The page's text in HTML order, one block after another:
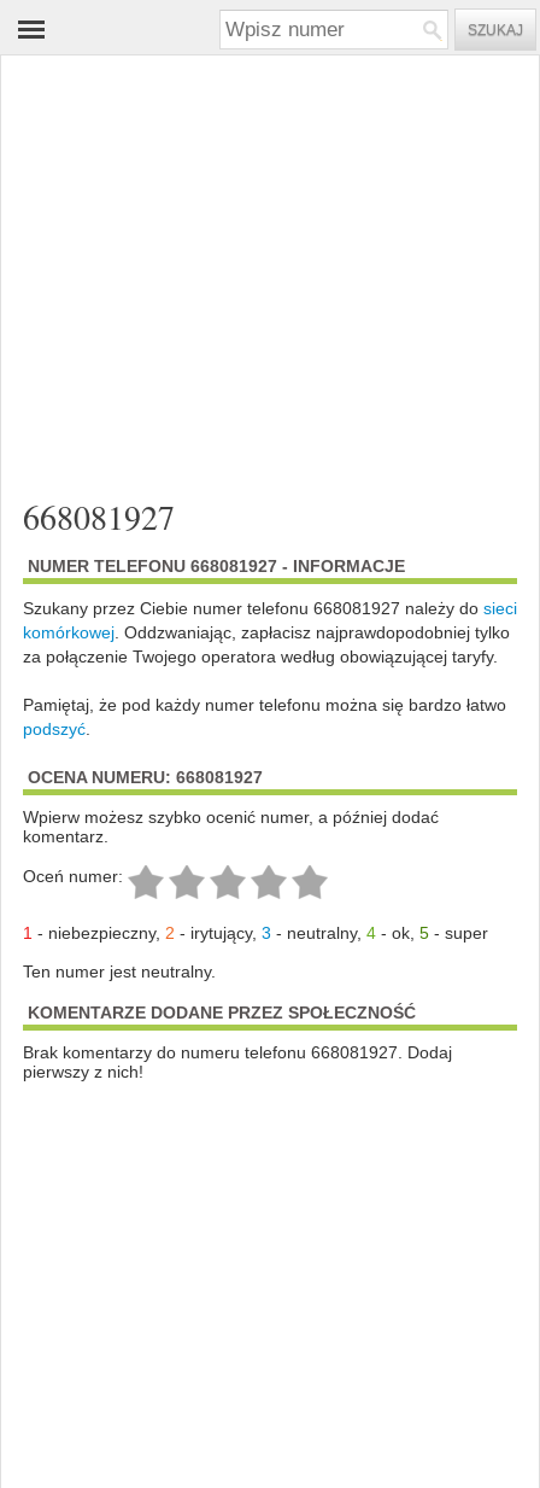
668081927
NUMER TELEFONU 668081927 - INFORMACJE
Szukany przez Ciebie numer telefonu 668081927 należy do sieci
komórkowej. Oddzwaniając, zapłacisz najprawdopodobniej tylko
za połączenie Twojego operatora według obowiązującej taryfy.
Pamiętaj, że pod każdy numer telefonu można się bardzo łatwo
podszyć.
OCENA NUMERU: 668081927
Wpierw możesz szybko ocenić numer, a później dodać
komentarz.
Oceń numer:
1 - niebezpieczny, 2 - irytujący, 3 - neutralny, 4- ok, 5- super
Ten numer jest neutralny.
KOMENTARZE DODANE PRZEZ SPOŁECZNOŚĆ
Brak komentarzy do numeru telefonu 668081927. Dodaj
pierwszy z nich!